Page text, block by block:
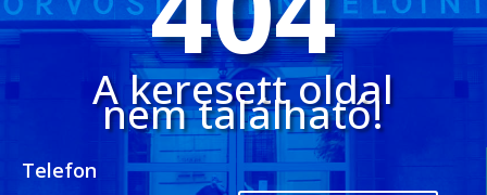
A keresett oldal
nem található!
Telefon